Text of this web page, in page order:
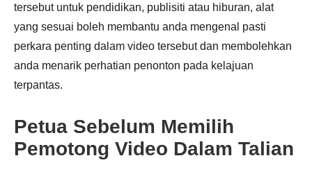
tersebut untuk pendidikan, publisiti atau hiburan, alat
yang sesuai boleh membantu anda mengenal pasti
perkara penting dalam video tersebut dan membolehkan
anda menarik perhatian penonton pada kelajuan
terpantas.
Petua Sebelum Memilih
Pemotong Video Dalam Talian